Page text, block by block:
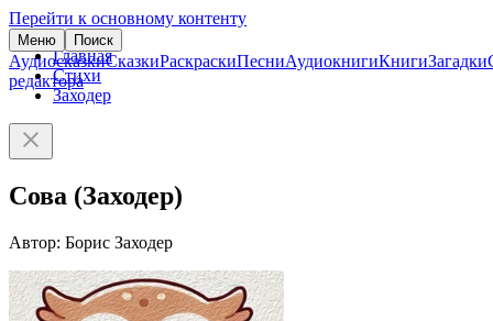
Перейти к основному контенту
Меню Поиск
АудиосказкиСказкиРаскраскиПесниАудиокнигиКнигиЗагадки
редактора
Главная
Стихи
Заходер
Сова (Заходер)
Автор: Борис Заходер